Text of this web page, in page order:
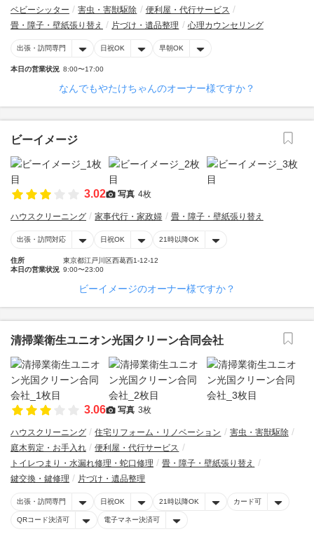
ベビーシッター
害虫・害獣駆除
便利屋・代行サービス
畳・障子・壁紙張り替え
片づけ・遺品整理 心理カウンセリング
出張・訪問専門 日祝OK 早朝OK
本日の営業状況 8:00〜17:00
なんでもやたけちゃんのオーナー様ですか？
ビーイメージ
3.02 写真 4枚
ハウスクリーニング 家事代行・家政婦 畳・障子・壁紙張り替え
出張・訪問対応 日祝OK 21時以降OK
住所
東京都江戸川区西葛西1-12-12
本日の営業状況 9:00〜23:00
ビーイメージのオーナー様ですか？
清掃業衛生ユニオン光国クリーン合同会社
3.06 写真 3枚
ハウスクリーニング 住宅リフォーム・リノベーション
害虫・害獣駆除
庭木剪定・お手入れ
便利屋・代行サービス
トイレつまり・水漏れ修理・蛇口修理
畳・障子・壁紙張り替え
鍵交換・鍵修理
片づけ・遺品整理
出張・訪問専門 日祝OK 21時以降OK カード可
QRコード決済可 電子マネー決済可